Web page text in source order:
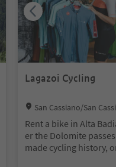
Lagazoi Cycling
Location:
San Cassiano/San
Rent a bike in Alta
er the Dolomite
made cycling history,